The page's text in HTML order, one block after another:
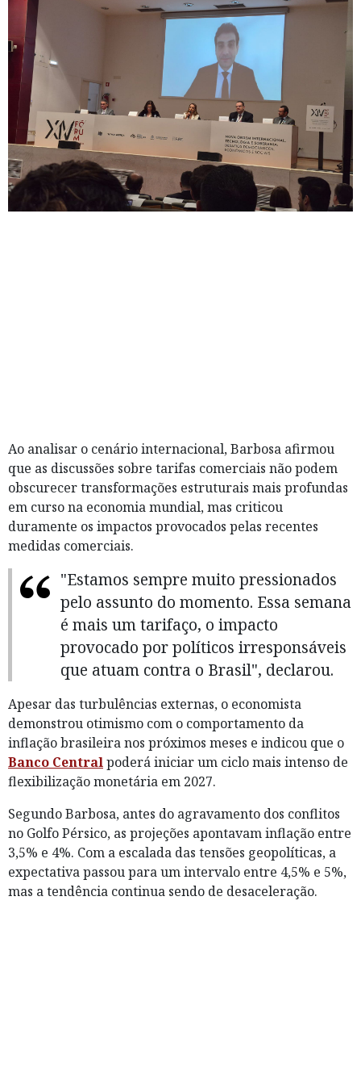
Ao analisar o cenário internacional, Barbosa afirmou
que as discussões sobre tarifas comerciais não podem
obscurecer transformações estruturais mais profundas
em curso na economia mundial, mas criticou
duramente os impactos provocados pelas recentes
medidas comerciais.
"Estamos sempre muito pressionados
pelo assunto do momento. Essa semana
é mais um tarifaço, o impacto
provocado por políticos irresponsáveis
que atuam contra o Brasil", declarou.
Apesar das turbulências externas, o economista
demonstrou otimismo com o comportamento da
inflação brasileira nos próximos meses e indicou que o
Banco Centralpoderá iniciar um ciclo mais intenso de
flexibilização monetária em 2027.
Segundo Barbosa, antes do agravamento dos conflitos
no Golfo Pérsico, as projeções apontavam inflação entre
3,5% e 4%. Com a escalada das tensões geopolíticas, a
expectativa passou para um intervalo entre 4,5% e 5%,
mas a tendência continua sendo de desaceleração.